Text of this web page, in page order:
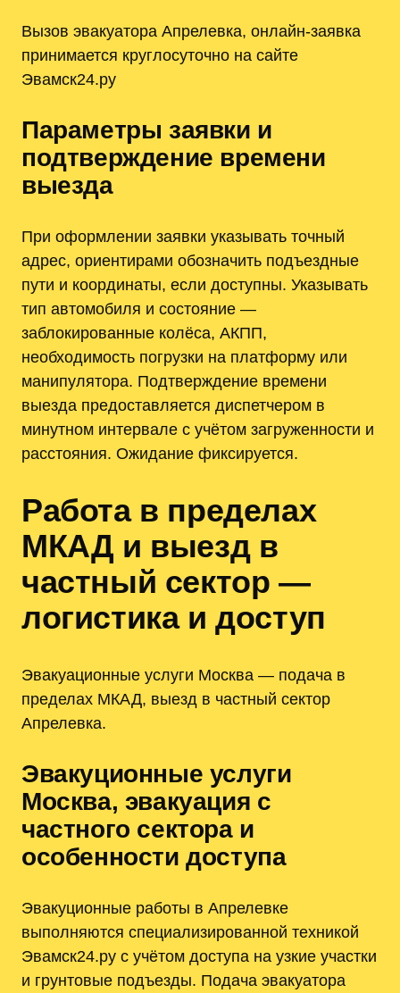
Вызов эвакуатора Апрелевка, онлайн-заявка
принимается круглосуточно на сайте
Эвамск24.ру
Параметры заявки и
подтверждение времени
выезда
При оформлении заявки указывать точный
адрес, ориентирами обозначить подъездные
пути и координаты, если доступны. Указывать
тип автомобиля и состояние —
заблокированные колёса, АКПП,
необходимость погрузки на платформу или
манипулятора. Подтверждение времени
выезда предоставляется диспетчером в
минутном интервале с учётом загруженности и
расстояния. Ожидание фиксируется.
Работа в пределах
МКАД и выезд в
частный сектор —
логистика и доступ
Эвакуационные услуги Москва — подача в
пределах МКАД, выезд в частный сектор
Апрелевка.
Эвакуционные услуги
Москва, эвакуация с
частного сектора и
особенности доступа
Эвакуционные работы в Апрелевке
выполняются специализированной техникой
Эвамск24.ру с учётом доступа на узкие участки
и грунтовые подъезды. Подача эвакуатора